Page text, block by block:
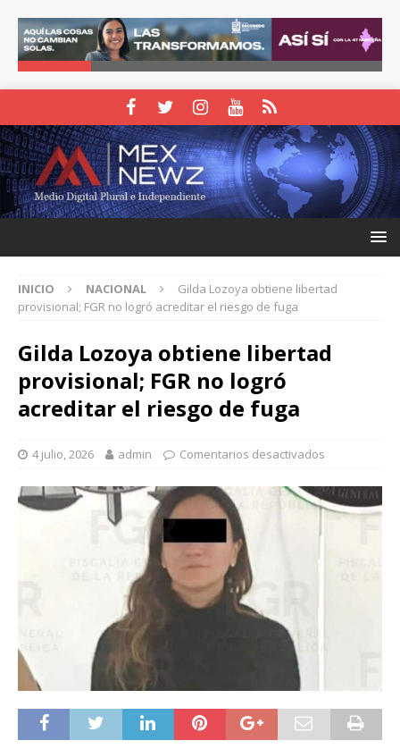
INICIO NACIONAL
Gilda Lozoya obtiene libertad
provisional; FGR no logró acreditar el riesgo de fuga
Gilda Lozoya obtiene libertad
provisional; FGR no logró
acreditar el riesgo de fuga
4 julio, 2026 admin Comentarios desactivados